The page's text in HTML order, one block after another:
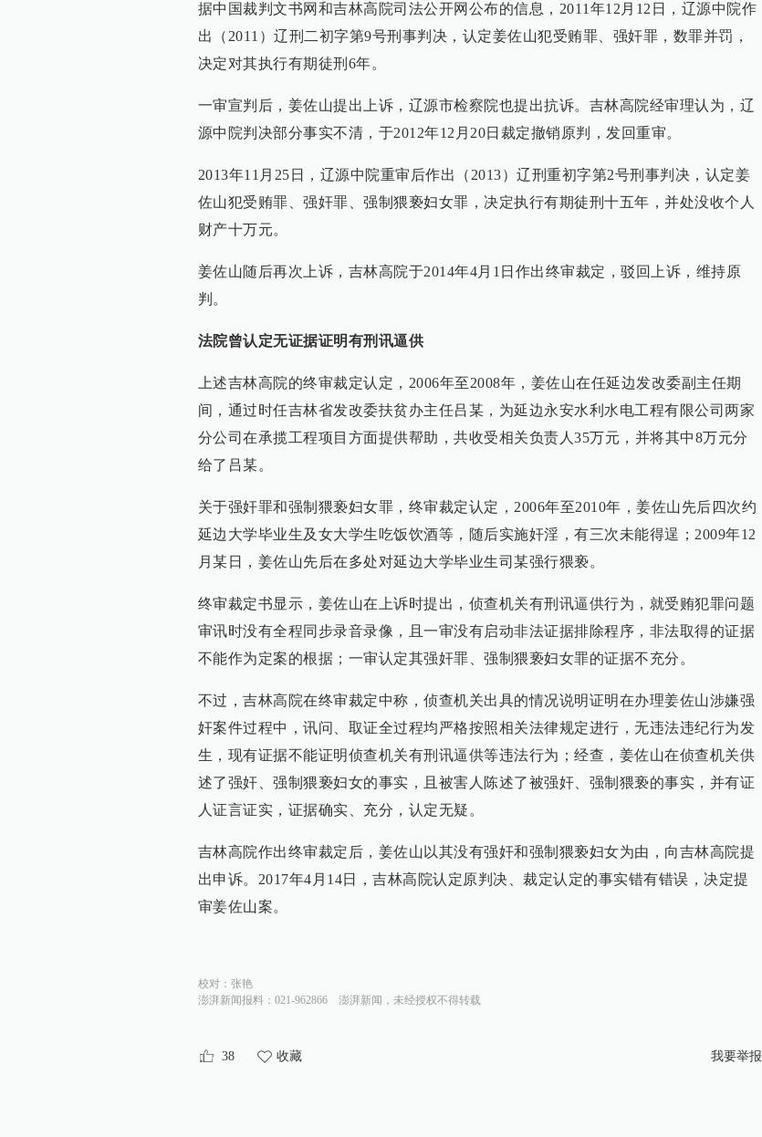
据中国裁判文书网和吉林高院司法公开网公布的信息，2011年12月12日，辽源中院作
出（2011）辽刑二初字第9号刑事判决，认定姜佐山犯受贿罪、强奸罪，数罪并罚，
决定对其执行有期徒刑6年。
一审宣判后，姜佐山提出上诉，辽源市检察院也提出抗诉。吉林高院经审理认为，辽
源中院判决部分事实不清，于2012年12月20日裁定撤销原判，发回重审。
2013年11月25日，辽源中院重审后作出（2013）辽刑重初字第2号刑事判决，认定姜
佐山犯受贿罪、强奸罪、强制猥亵妇女罪，决定执行有期徒刑十五年，并处没收个人
财产十万元。
姜佐山随后再次上诉，吉林高院于2014年4月1日作出终审裁定，驳回上诉，维持原
判。
法院曾认定无证据证明有刑讯逼供
上述吉林高院的终审裁定认定，2006年至2008年，姜佐山在任延边发改委副主任期
间，通过时任吉林省发改委扶贫办主任吕某，为延边永安水利水电工程有限公司两家
分公司在承揽工程项目方面提供帮助，共收受相关负责人35万元，并将其中8万元分
给了吕某。
关于强奸罪和强制猥亵妇女罪，终审裁定认定，2006年至2010年，姜佐山先后四次约
延边大学毕业生及女大学生吃饭饮酒等，随后实施奸淫，有三次未能得逞；2009年12
月某日，姜佐山先后在多处对延边大学毕业生司某强行猥亵。
终审裁定书显示，姜佐山在上诉时提出，侦查机关有刑讯逼供行为，就受贿犯罪问题
审讯时没有全程同步录音录像，且一审没有启动非法证据排除程序，非法取得的证据
不能作为定案的根据；一审认定其强奸罪、强制猥亵妇女罪的证据不充分。
不过，吉林高院在终审裁定中称，侦查机关出具的情况说明证明在办理姜佐山涉嫌强
奸案件过程中，讯问、取证全过程均严格按照相关法律规定进行，无违法违纪行为发
生，现有证据不能证明侦查机关有刑讯逼供等违法行为；经查，姜佐山在侦查机关供
述了强奸、强制猥亵妇女的事实，且被害人陈述了被强奸、强制猥亵的事实，并有证
人证言证实，证据确实、充分，认定无疑。
吉林高院作出终审裁定后，姜佐山以其没有强奸和强制猥亵妇女为由，向吉林高院提
出申诉。2017年4月14日，吉林高院认定原判决、裁定认定的事实错有错误，决定提
审姜佐山案。
校对： 张艳
澎湃新闻报料：021-962866
澎湃新闻，未经授权不得转载
38 收藏 我要举报